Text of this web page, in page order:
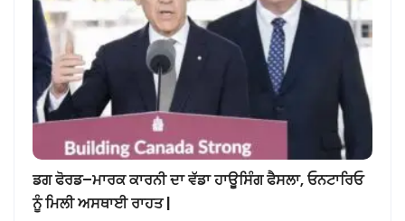
ਡਗ ਫੋਰਡ–ਮਾਰਕ ਕਾਰਨੀ ਦਾ ਵੱਡਾ ਹਾਊਸਿੰਗ ਫੈਸਲਾ, ਓਨਟਾਰਿਓ
ਨੂੰ ਮਿਲੀ ਅਸਥਾਈ ਰਾਹਤ |